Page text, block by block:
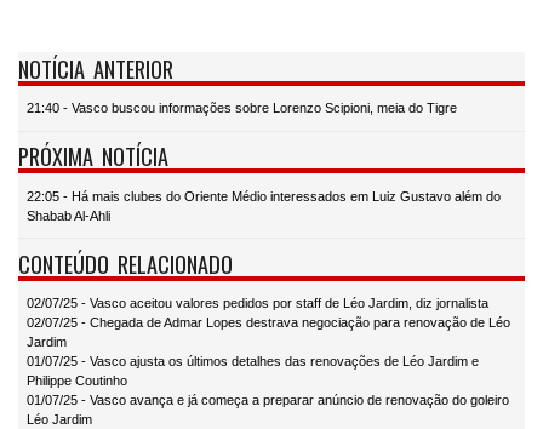
NOTÍCIA ANTERIOR
21:40 - Vasco buscou informações sobre Lorenzo Scipioni, meia do Tigre
PRÓXIMA NOTÍCIA
22:05 - Há mais clubes do Oriente Médio interessados em Luiz Gustavo além do
Shabab Al-Ahli
CONTEÚDO RELACIONADO
02/07/25 - Vasco aceitou valores pedidos por staff de Léo Jardim, diz jornalista
02/07/25 - Chegada de Admar Lopes destrava negociação para renovação de Léo
Jardim
01/07/25 - Vasco ajusta os últimos detalhes das renovações de Léo Jardim e
Philippe Coutinho
01/07/25 - Vasco avança e já começa a preparar anúncio de renovação do goleiro
Léo Jardim